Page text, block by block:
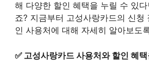
해 다양한 할인 혜택을 누릴 수 있
죠? 지금부터 고성사랑카드의 신청
인 사용처에 대해 자세히 알아보도
✅ 고성사랑카드 사용처와 할인 혜